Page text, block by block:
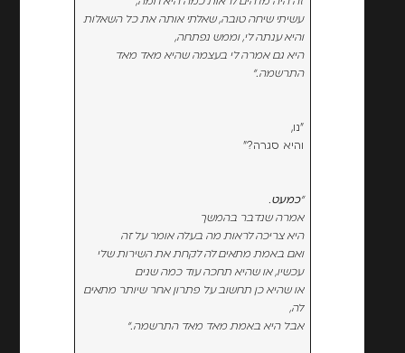
עשיתי שיחה טובה, שאלתי אותה את כל השאלות
והיא ענתה לי, וממש נפתחה,
היא גם אמרה לי בעצמה שהיא מאד מאד
התרשמה."
"נו,
והיא סגרה?"
"כמעט.
אמרה שנדבר בהמשך
היא צריכה לראות מה בעלה אומר על זה
ואם באמת מתאים לה לקחת את השירות שלי
עכשיו, או שהיא תחכה עוד כמה שנים
או שהיא כן תחשוב על פתרון אחר שיותר מתאים
לה,
אבל היא באמת מאד מאד התרשמה."